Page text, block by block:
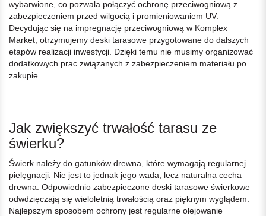
wybarwione, co pozwala połączyć ochronę przeciwogniową z
zabezpieczeniem przed wilgocią i promieniowaniem UV.
Decydując się na impregnację przeciwogniową w Komplex
Market, otrzymujemy deski tarasowe przygotowane do dalszych
etapów realizacji inwestycji. Dzięki temu nie musimy organizować
dodatkowych prac związanych z zabezpieczeniem materiału po
zakupie.
Jak zwiększyć trwałość tarasu ze
świerku?
Świerk należy do gatunków drewna, które wymagają regularnej
pielęgnacji. Nie jest to jednak jego wada, lecz naturalna cecha
drewna. Odpowiednio zabezpieczone deski tarasowe świerkowe
odwdzięczają się wieloletnią trwałością oraz pięknym wyglądem.
Najlepszym sposobem ochrony jest regularne olejowanie